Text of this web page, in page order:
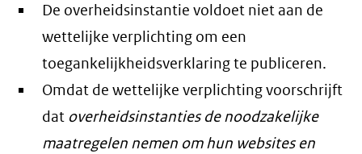
De overheidsinstantie voldoet niet aan de
wettelijke verplichting om een
toegankelijkheidsverklaring te publiceren.
Omdat de wettelijke verplichting voorschrijft
dat overheidsinstanties de noodzakelijke
maatregelen nemen om hun websites en